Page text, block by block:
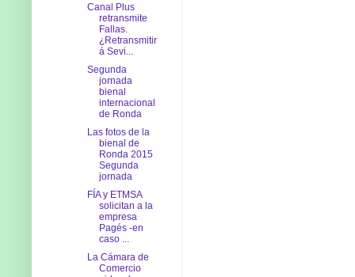
Canal Plus
retransmite
Fallas.
¿Retransmitir
á Sevi...
Segunda
jornada
bienal
internacional
de Ronda
Las fotos de la
bienal de
Ronda 2015
Segunda
jornada
FÍA y ETMSA
solicitan a la
empresa
Pagés -en
caso ...
La Cámara de
Comercio